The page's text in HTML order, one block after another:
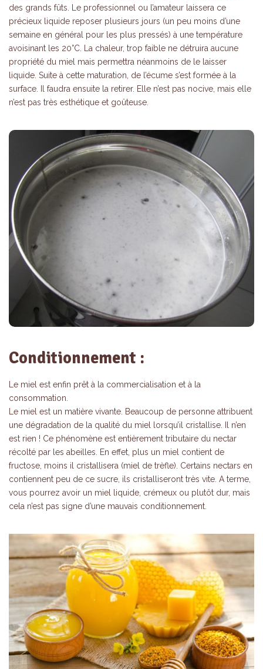
des grands fûts. Le professionnel ou l’amateur laissera ce
précieux liquide reposer plusieurs jours (un peu moins d’une
semaine en général pour les plus pressés) à une température
avoisinant les 20°C. La chaleur, trop faible ne détruira aucune
propriété du miel mais permettra néanmoins de le laisser
liquide. Suite à cette maturation, de l’écume s’est formée à la
surface. Il faudra ensuite la retirer. Elle n’est pas nocive, mais elle
n’est pas très esthétique et goûteuse.
Conditionnement :
Le miel est enfin prêt à la commercialisation et à la
consommation.
Le miel est un matière vivante. Beaucoup de personne attribuent
une dégradation de la qualité du miel lorsqu’il cristallise. Il n’en
est rien ! Ce phénomène est entièrement tributaire du nectar
récolté par les abeilles. En effet, plus un miel contient de
fructose, moins il cristallisera (miel de trèfle). Certains nectars en
contiennent peu de ce sucre, ils cristalliseront très vite. A terme,
vous pourrez avoir un miel liquide, crémeux ou plutôt dur, mais
cela n’est pas signe d’une mauvais conditionnement.